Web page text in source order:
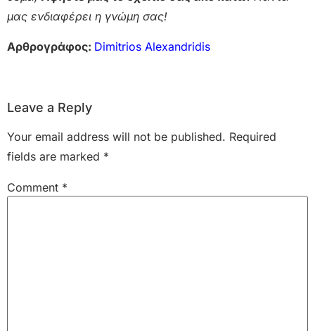
μας ενδιαφέρει η γνώμη σας!
Αρθρογράφος: Dimitrios Alexandridis
Leave a Reply
Your email address will not be published. Required
fields are marked *
Comment *